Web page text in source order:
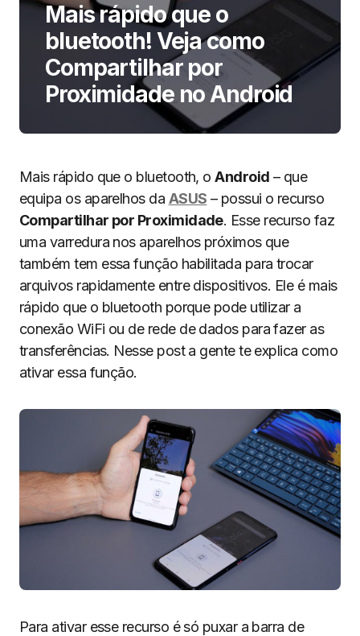
Mais rápido que o
bluetooth! Veja como
Compartilhar por
Proximidade no Android
Mais rápido que o bluetooth, oAndroid – que
equipa os aparelhos da ASUS – possui o recurso
Compartilhar por Proximidade. Esse recurso faz
uma varredura nos aparelhos próximos que
também tem essa função habilitada para trocar
arquivos rapidamente entre dispositivos. Ele é mais
rápido que o bluetooth porque pode utilizar a
conexão WiFi ou de rede de dados para fazer as
transferências. Nesse post a gente te explica como
ativar essa função.
Para ativar esse recurso é só puxar a barra de